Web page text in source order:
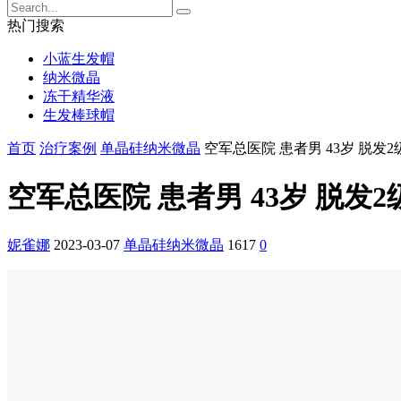
热门搜索
小蓝生发帽
纳米微晶
冻干精华液
生发棒球帽
首页 治疗案例 单晶硅纳米微晶 空军总医院 患者男 43岁 脱发2
空军总医院 患者男 43岁 脱发2
妮雀娜 2023-03-07 单晶硅纳米微晶 1617 0